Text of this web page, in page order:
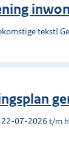
tekst!
22-07-2026 t/m